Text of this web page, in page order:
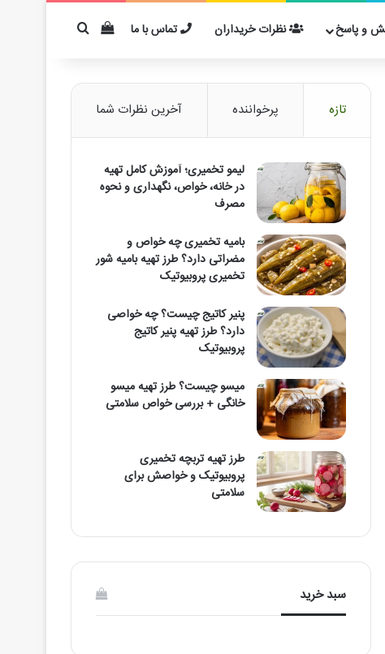
و پاسخ نظرات خریداران تماس با ما دیدن سبد خرید
برای مثال: کفیر
تازه پرخواننده آخرین نظرات شما
لیمو تخمیری؛ آموزش کامل تهیه
در خانه، خواص، نگهداری و نحوه
مصرف
بامیه تخمیری چه خواص و
مضراتی دارد؟ طرز تهیه بامیه شور
تخمیری پروبیوتیک
پنیر کاتیج چیست؟ چه خواصی
دارد؟ طرز تهیه پنیر کاتیج
پروبیوتیک
میسو چیست؟ طرز تهیه میسو
خانگی + بررسی خواص سلامتی
طرز تهیه تربچه تخمیری
پروبیوتیک و خواصش برای
سلامتی
سبد خرید